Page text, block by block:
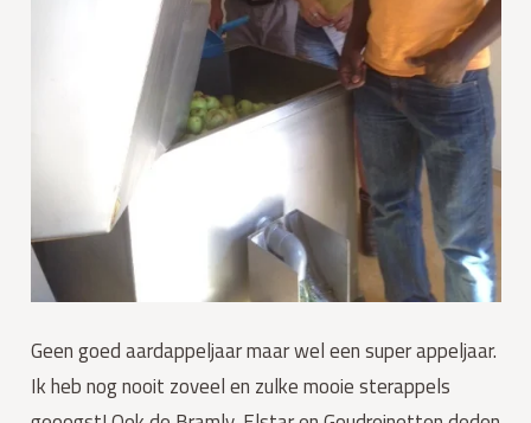
Geen goed aardappeljaar maar wel een super appeljaar.
Ik heb nog nooit zoveel en zulke mooie sterappels